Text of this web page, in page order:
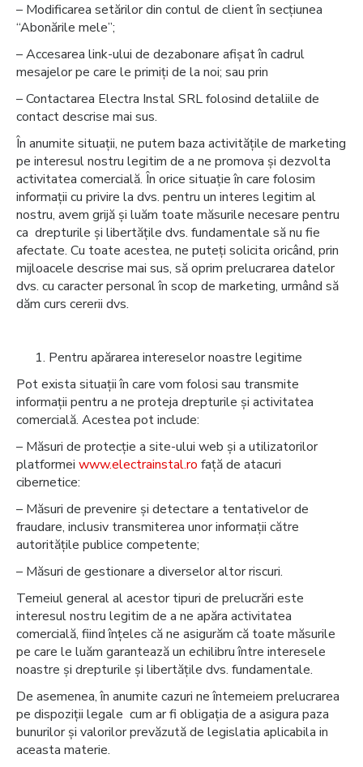
– Modificarea setărilor din contul de client în secțiunea
“Abonările mele”;
– Accesarea link-ului de dezabonare afișat în cadrul
mesajelor pe care le primiți de la noi; sau prin
– Contactarea Electra Instal SRL folosind detaliile de
contact descrise mai sus.
În anumite situații, ne putem baza activitățile de marketing
pe interesul nostru legitim de a ne promova și dezvolta
activitatea comercială. În orice situație în care folosim
informații cu privire la dvs. pentru un interes legitim al
nostru, avem grijă și luăm toate măsurile necesare pentru
ca drepturile și libertățile dvs. fundamentale să nu fie
afectate. Cu toate acestea, ne puteți solicita oricând, prin
mijloacele descrise mai sus, să oprim prelucrarea datelor
dvs. cu caracter personal în scop de marketing, urmând să
dăm curs cererii dvs.
Pentru apărarea intereselor noastre legitime
Pot exista situații în care vom folosi sau transmite
informații pentru a ne proteja drepturile și activitatea
comercială. Acestea pot include:
– Măsuri de protecție a site-ului web și a utilizatorilor
platformei www.electrainstal.ro față de atacuri
cibernetice:
– Măsuri de prevenire și detectare a tentativelor de
fraudare, inclusiv transmiterea unor informații către
autoritățile publice competente;
– Măsuri de gestionare a diverselor altor riscuri.
Temeiul general al acestor tipuri de prelucrări este
interesul nostru legitim de a ne apăra activitatea
comercială, fiind înțeles că ne asigurăm că toate măsurile
pe care le luăm garantează un echilibru între interesele
noastre și drepturile și libertățile dvs. fundamentale.
De asemenea, în anumite cazuri ne întemeiem prelucrarea
pe dispoziții legale cum ar fi obligația de a asigura paza
bunurilor și valorilor prevăzută de legislatia aplicabila in
aceasta materie.